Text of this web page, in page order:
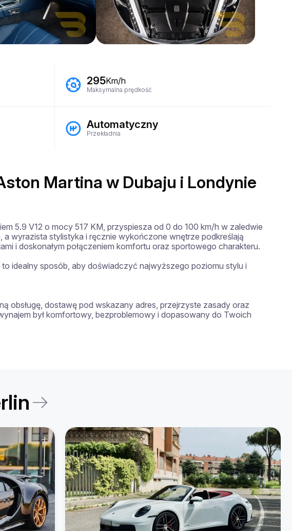
295Km/h
Maksymalna prędkość
Automatyczny
Przekładnia
Martina w Dubaju i Londynie
5.9 V12 o mocy 517 KM, przyspiesza od 0 do 100 km/h w zaledwie
wyrazista stylistyka i ręcznie wykończone wnętrze podkreślają
i doskonałym połączeniem komfortu oraz sportowego charakteru.
idealny sposób, aby doświadczyć najwyższego poziomu stylu i
obsługę, dostawę pod wskazany adres, przejrzyste zasady oraz
był komfortowy, bezproblemowy i dopasowany do Twoich